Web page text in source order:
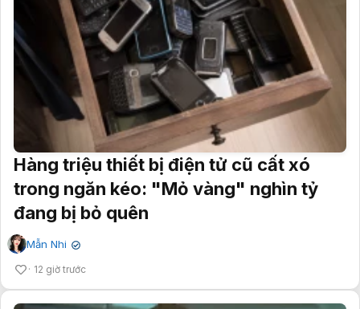
Hàng triệu thiết bị điện tử cũ cất xó
trong ngăn kéo: "Mỏ vàng" nghìn tỷ
đang bị bỏ quên
Mẫn Nhi ✔
12 giờ trước